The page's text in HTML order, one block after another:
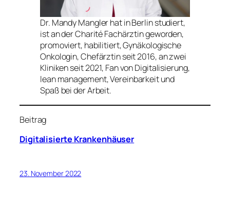
Dr. Mandy Mangler hat in Berlin studiert,
ist an der Charité Fachärztin geworden,
promoviert, habilitiert, Gynäkologische
Onkologin, Chefärztin seit 2016, an zwei
Kliniken seit 2021, Fan von Digitalisierung,
lean management, Vereinbarkeit und
Spaß bei der Arbeit.
Beitrag
Digitalisierte Krankenhäuser
23. November 2022